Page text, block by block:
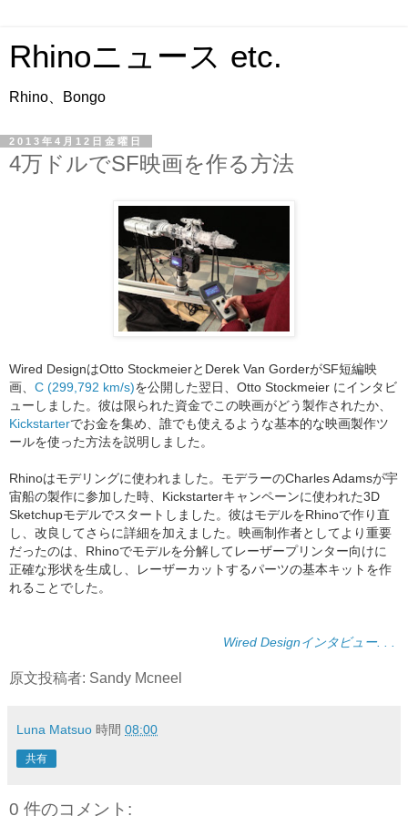
Rhinoニュース etc.
Rhino、Bongo
2013年4月12日金曜日
4万ドルでSF映画を作る方法
Wired DesignはOtto StockmeierとDerek Van GorderがSF短編映
画、 C (299,792 km/s)を公開した翌日、Otto Stockmeier にインタビ
ューしました。彼は限られた資金でこの映画がどう製作されたか、
Kickstarterでお金を集め、誰でも使えるような基本的な映画製作ツ
ールを使った方法を説明しました。
Rhinoはモデリングに使われました。モデラーのCharles Adamsが宇
宙船の製作に参加した時、Kickstarterキャンペーンに使われた3D
Sketchupモデルでスタートしました。彼はモデルをRhinoで作り直
し、改良してさらに詳細を加えました。映画制作者としてより重要
だったのは、Rhinoでモデルを分解してレーザープリンター向けに
正確な形状を生成し、レーザーカットするパーツの基本キットを作
れることでした。
Wired Designインタビュー. . .
原文投稿者: Sandy Mcneel
Luna Matsuo 時間 08:00
共有
0 件のコメント: